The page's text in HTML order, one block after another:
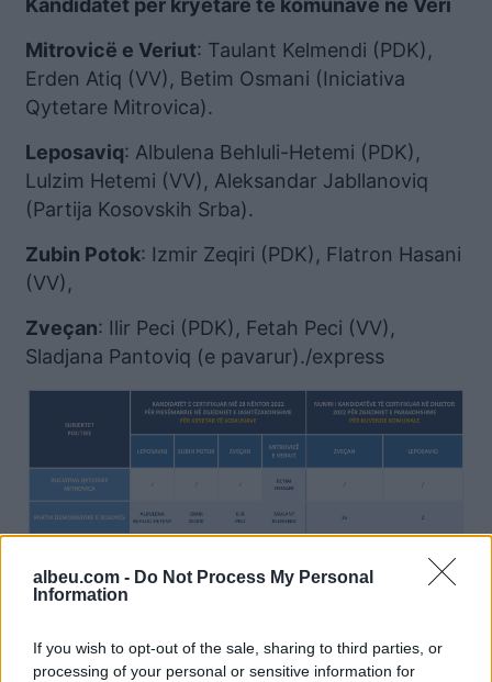
albeu.com - Do Not Process My Personal
Information
If you wish to opt-out of the sale, sharing to third parties, or
processing of your personal or sensitive information for
Kandidatët për kryetarë të komunave në Veri
Mitrovicë e Veriut: Taulant Kelmendi (PDK),
Erden Atiq (VV), Betim Osmani (Iniciativa
Qytetare Mitrovica).
Leposaviq: Albulena Behluli-Hetemi (PDK),
Lulzim Hetemi (VV), Aleksandar Jabllanoviq
(Partija Kosovskih Srba).
Zubin Potok: Izmir Zeqiri (PDK), Flatron Hasani
(VV),
Zveçan: Ilir Peci (PDK), Fetah Peci (VV),
Sladjana Pantoviq (e pavarur)./express